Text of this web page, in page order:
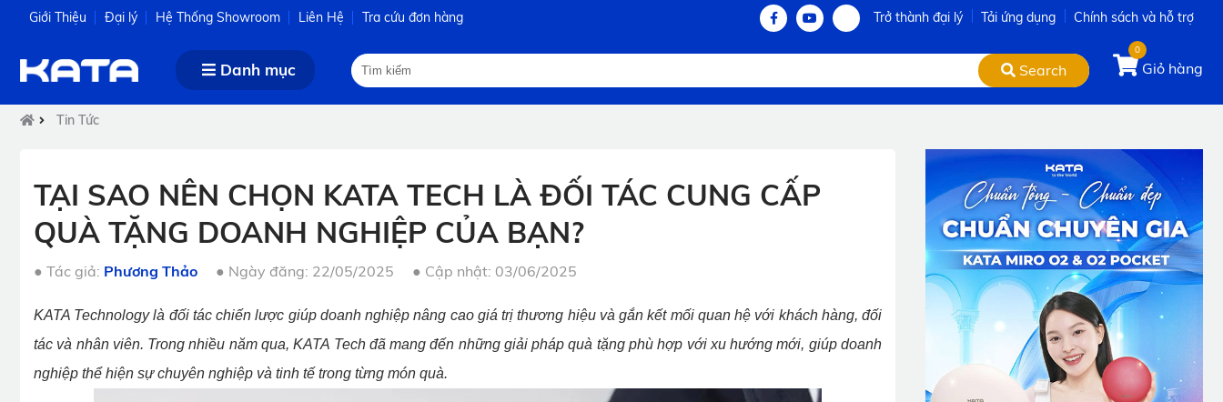
Giới Thiệu Đại lý Hệ Thống Showroom Liên Hệ Tra cứu đơn hàng Trở thành đại lý Tải ứng dụng Chính sách và hỗ trợ
Danh mục Search
0
Giỏ hàng
Tin Tức
TẠI SAO NÊN CHỌN KATA TECH LÀ ĐỐI TÁC CUNG CẤP
QUÀ TẶNG DOANH NGHIỆP CỦA BẠN?
● Tác giả: Phương Thảo ● Ngày đăng: 22/05/2025 ● Cập nhật: 03/06/2025
KATA Technology là đối tác chiến lược giúp doanh nghiệp nâng cao giá trị thương hiệu và gắn kết mối quan hệ với khách hàng, đối
tác và nhân viên. Trong nhiều năm qua, KATA Tech đã mang đến những giải pháp quà tặng phù hợp với xu hướng mới, giúp doanh
nghiệp thể hiện sự chuyên nghiệp và tinh tế trong từng món quà.